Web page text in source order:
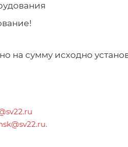
на сумму исходно
.